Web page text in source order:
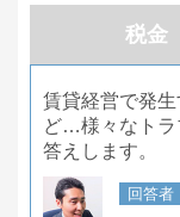
税金
賃貸経営で発
ど…様々なトラ
答えします。
回答者